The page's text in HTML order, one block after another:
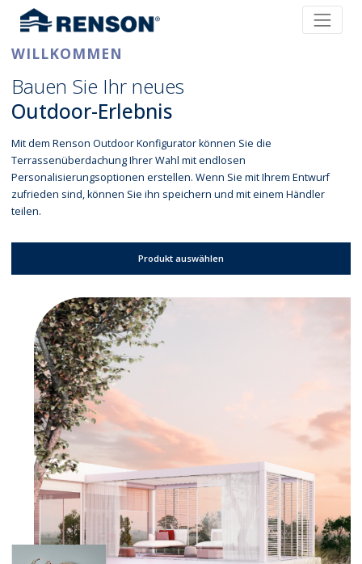
WILLKOMMEN
Bauen Sie Ihr neues
Outdoor-Erlebnis
Mit dem Renson Outdoor Konfigurator können Sie die
Terrassenüberdachung Ihrer Wahl mit endlosen
Personalisierungsoptionen erstellen. Wenn Sie mit Ihrem Entwurf
zufrieden sind, können Sie ihn speichern und mit einem Händler
teilen.
Produkt auswählen